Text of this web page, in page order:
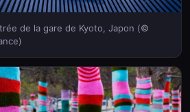
de la gare de Kyoto, Japon (©